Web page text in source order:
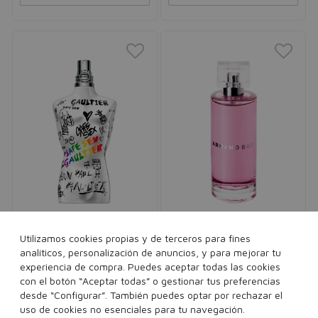
Le Male Pride Edition
Eau de toilette unisex
144,00€ 76,95€
125 ml
Rose
Eau de toilette mujer
46,00€ 20,95€
100 ml
Utilizamos cookies propias y de terceros para fines
analíticos, personalización de anuncios, y para mejorar tu
experiencia de compra. Puedes aceptar todas las cookies
con el botón “Aceptar todas” o gestionar tus preferencias
desde “Configurar”. También puedes optar por rechazar el
uso de cookies no esenciales para tu navegación.